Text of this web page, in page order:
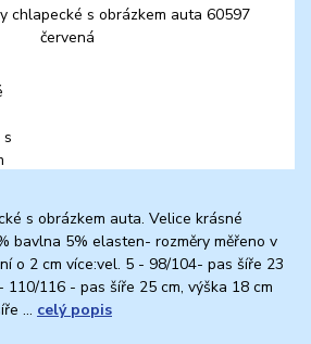
s obrázkem auta. Velice krásné
bavlna 5% elasten- rozměry měřeno v
o 2 cm více:vel. 5 - 98/104- pas šíře 23
110/116 - pas šíře 25 cm, výška 18 cm
... celý popis